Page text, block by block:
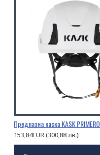
Предпазна каска KASK PRIMERO
153,84EUR (300,88 лв.)